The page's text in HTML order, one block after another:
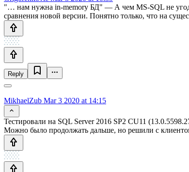
"… нам нужна in-memory БД" — А чем MS-SQL не
сравнения новой версии. Понятно только, что на
Reply
MikhaelZub Mar 3 2020 at 14:15
Тестировали на SQL Server 2016 SP2 CU11
Можно было продолжать дальше, но решили с